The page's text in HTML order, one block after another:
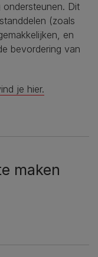
Dit
(zoals
en
bevordering van
je hier.
maken